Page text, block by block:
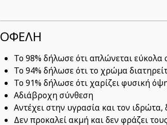
ΟΦΕΛΗ
Το 98% δήλωσε ότι απλώνεται εύκολα
Το 94% δήλωσε ότι το χρώμα
Το 91% δήλωσε ότι χαρίζει φυσική
Αδιάβροχη σύνθεση
Αντέχει στην υγρασία και τον
Δεν προκαλεί ακμή και δεν φράζει